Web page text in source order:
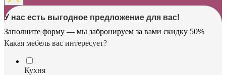
У нас есть выгодное предложение для вас!
Заполните форму — мы забронируем за вами скидку 50%
Какая мебель вас интересует?
Кухня